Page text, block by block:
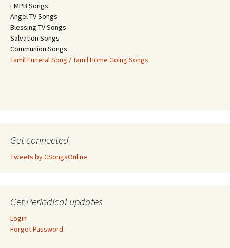
FMPB Songs
Angel TV Songs
Blessing TV Songs
Salvation Songs
Communion Songs
Tamil Funeral Song / Tamil Home Going Songs
Get connected
Tweets by CSongsOnline
Get Periodical updates
Login
Forgot Password